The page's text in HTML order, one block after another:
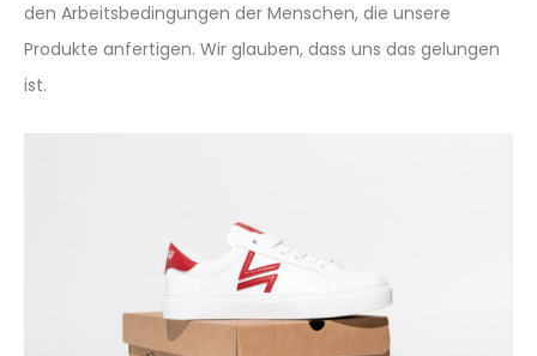
den Arbeitsbedingungen der Menschen, die unsere
Produkte anfertigen. Wir glauben, dass uns das gelungen
ist.